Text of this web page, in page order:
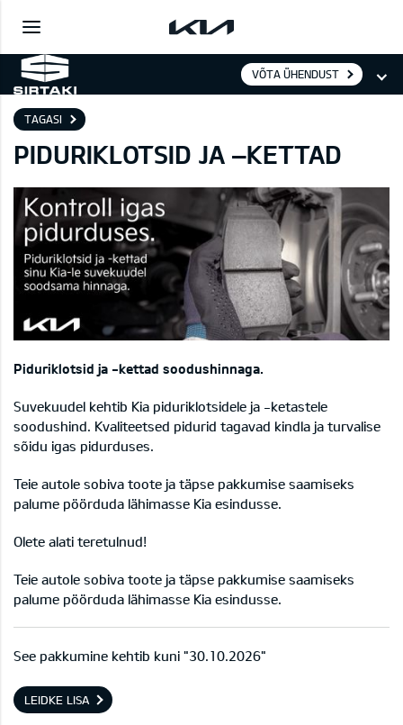
VÕTA ÜHENDUST
TAGASI
PIDURIKLOTSID JA –KETTAD
Piduriklotsid ja -kettad soodushinnaga.
Suvekuudel kehtib Kia piduriklotsidele ja -ketastele
soodushind. Kvaliteetsed pidurid tagavad kindla ja turvalise
sõidu igas pidurduses.
Teie autole sobiva toote ja täpse pakkumise saamiseks
palume pöörduda lähimasse Kia esindusse.
Olete alati teretulnud!
Teie autole sobiva toote ja täpse pakkumise saamiseks
palume pöörduda lähimasse Kia esindusse.
See pakkumine kehtib kuni "30.10.2026"
LEIDKE LISA